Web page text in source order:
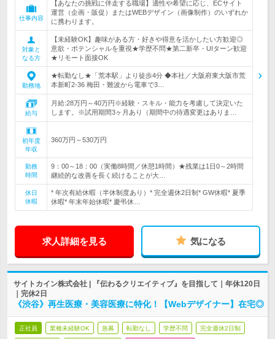
仕事内容
【あなたの挑戦に伴走する職場】適性や希望に応じ、ECサイト
運営（企画・販促）またはWEBデザイン（画像制作）のいずれか
に携わります。
対象と
なる方
【未経験OK】趣味がある方・好きや得意を活かしたい方歓迎◎
意欲・ポテンシャルを重視★学歴不問★第二新卒・UIターン歓迎
★リモート面接OK
勤務地
★転勤なし★「荒本駅」より徒歩4分 ◆本社／大阪府東大阪市荒
本新町2-36 梅田・難波から電車で3…
給与
月給:28万円～40万円※経験・スキル・能力を考慮して決定いた
します。※試用期間3ヶ月あり（期間中の待遇変更はありま…
初年度
年収
360万円～530万円
勤務
時間
9：00～18：00（実働8時間／休憩1時間）★残業は1日0～2時間
継続的な改善を長く続けることが大…
休日
休暇
* 年次有給休暇（半休制度あり）* 完全週休2日制* GW休暇* 夏季
休暇* 年末年始休暇* 慶弔休…
求人詳細を見る 気になる
サイトカイン株式会社 | 『伝わるクリエイティブ』を目指して｜年休120日
｜完休2日
《渋谷》再生医療・美容医療に特化！【Webデザイナー】在宅◎
正社員 業種未経験OK 急募 転勤なし 学歴不問 完全週休2日制